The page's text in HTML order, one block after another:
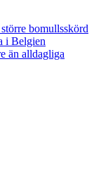
bomullsskörd
i Belgien
än alldagliga